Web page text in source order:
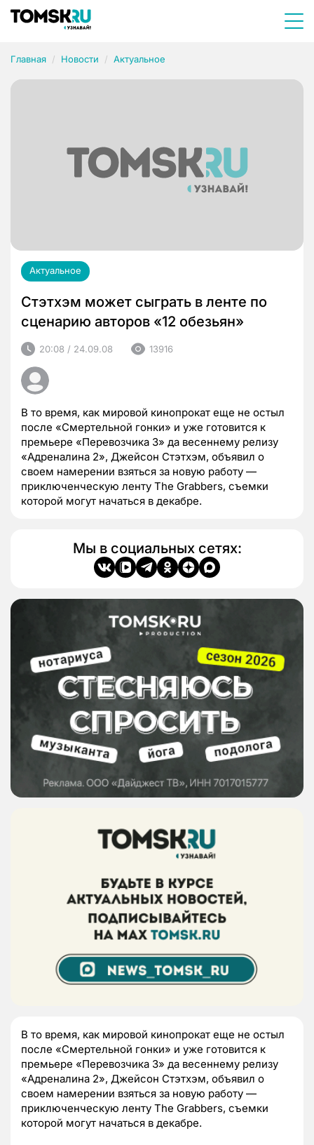
Главная Новости Актуальное
Актуальное
Стэтхэм может сыграть в ленте по
сценарию авторов «12 обезьян»
20:08 / 24.09.08 13916
В то время, как мировой кинопрокат еще не остыл
после «Смертельной гонки» и уже готовится к
премьере «Перевозчика 3» да весеннему релизу
«Адреналина 2», Джейсон Стэтхэм, объявил о
своем намерении взяться за новую работу —
приключенческую ленту The Grabbers, съемки
которой могут начаться в декабре.
Мы в социальных сетях:
В то время, как мировой кинопрокат еще не остыл
после «Смертельной гонки» и уже готовится к
премьере «Перевозчика 3» да весеннему релизу
«Адреналина 2», Джейсон Стэтхэм, объявил о
своем намерении взяться за новую работу —
приключенческую ленту The Grabbers, съемки
которой могут начаться в декабре.